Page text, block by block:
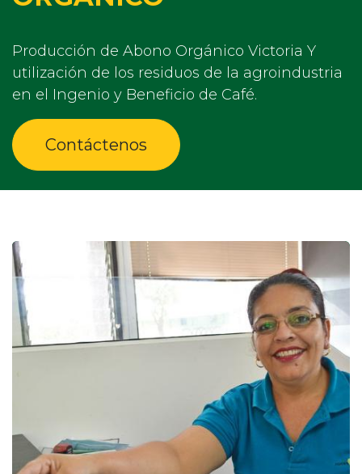
Producción de Abono Orgánico Victoria Y
utilización de los residuos de la agroindustria
en el Ingenio y Beneficio de Café.
Contáctenos